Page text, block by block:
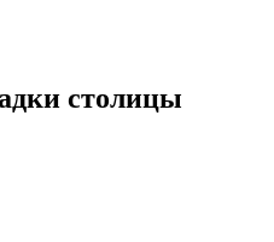
столицы